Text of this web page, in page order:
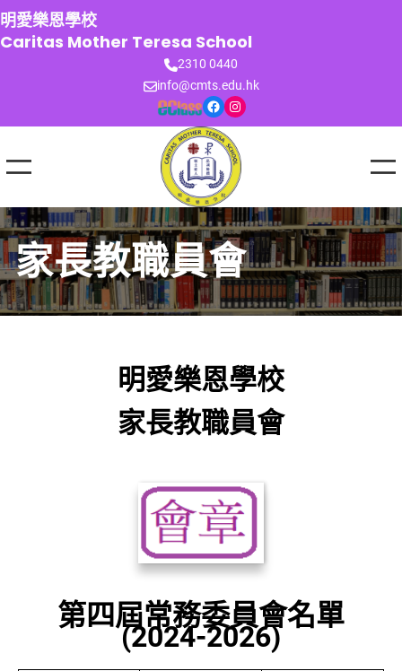
跳
至
主
明愛樂恩學校
Caritas Mother Teresa School
2310 0440
info@cmts.edu.hk
Facebook Instagram
家長教職員會
明愛樂恩學校
家長教職員會
第四屆常務委員會名單
(2024-2026)